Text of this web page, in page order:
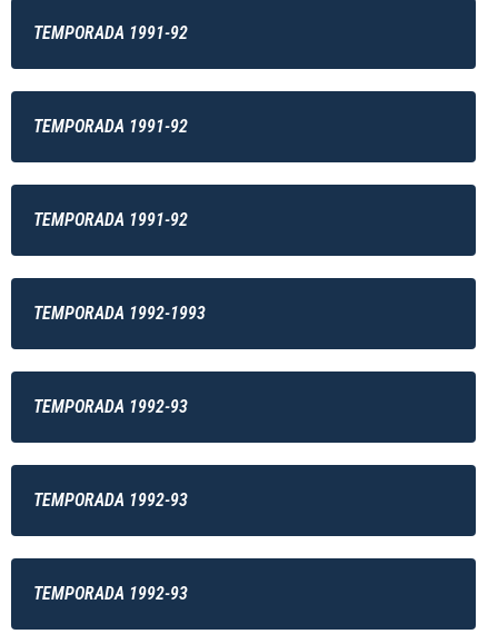
TEMPORADA 1991-92
TEMPORADA 1991-92
TEMPORADA 1991-92
TEMPORADA 1992-1993
TEMPORADA 1992-93
TEMPORADA 1992-93
TEMPORADA 1992-93